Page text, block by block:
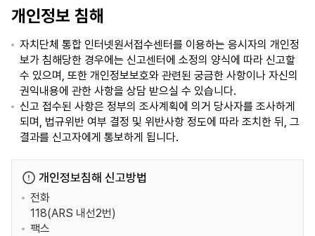
개인정보 침해
자치단체 통합 인터넷원서접수센터를 이용하는 응시자의 개인정
보가 침해당한 경우에는 신고센터에 소정의 양식에 따라 신고할
수 있으며, 또한 개인정보보호와 관련된 궁금한 사항이나 자신의
권익내용에 관한 사항을 상담 받으실 수 있습니다.
신고 접수된 사항은 정부의 조사계획에 의거 당사자를 조사하게
되며, 법규위반 여부 결정 및 위반사항 정도에 따라 조치한 뒤, 그
결과를 신고자에게 통보하게 됩니다.
개인정보침해 신고방법
전화
118(ARS 내선2번)
팩스